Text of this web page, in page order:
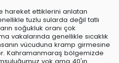
hareket ettiklerini anlatan
tuzlu sularda değil tatlı
soğukluk oranı çok
vakalarında genellikle sıcaklık
vücuduna kramp girmesine
Kahramanmaraş bölgemizde